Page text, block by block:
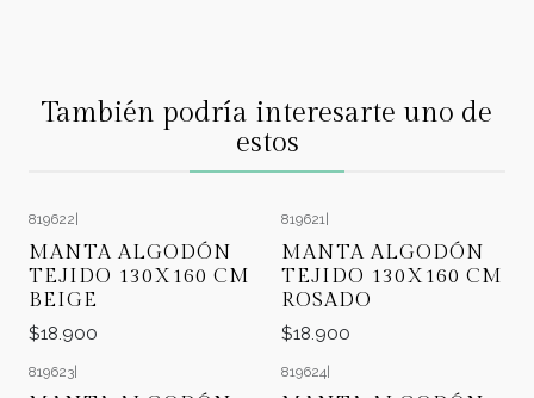
También podría interesarte uno de
estos
819622
MANTA ALGODÓN
TEJIDO 130X160 CM
BEIGE
$18.900
819621
MANTA ALGODÓN
TEJIDO 130X160 CM
ROSADO
$18.900
819623| 819624|